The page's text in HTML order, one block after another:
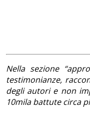
Nella sezione
testimonianze,
degli autori e non
10mila battute circa